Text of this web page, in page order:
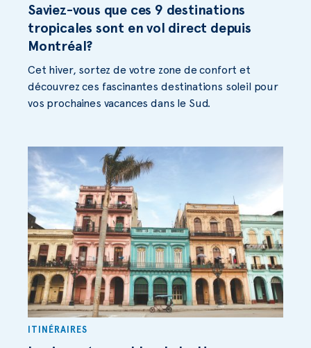
Saviez-vous que ces 9 destinations
tropicales sont en vol direct depuis
Montréal?
Cet hiver, sortez de votre zone de confort et
découvrez ces fascinantes destinations soleil pour
vos prochaines vacances dans le Sud.
ITINÉRAIRES